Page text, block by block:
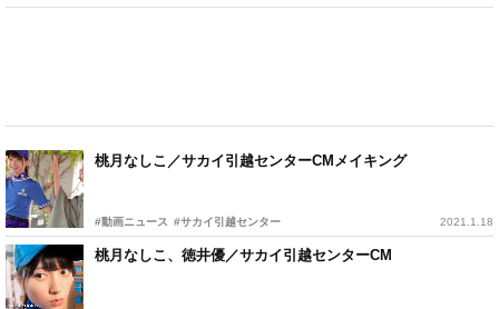
桃月なしこ／サカイ引越センターCMメイキング
#動画ニュース #サカイ引越センター 2021.1.18
桃月なしこ、徳井優／サカイ引越センターCM